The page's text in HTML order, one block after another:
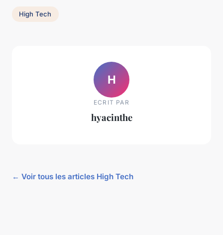
High Tech
H
ECRIT PAR
hyacinthe
← Voir tous les articles High Tech